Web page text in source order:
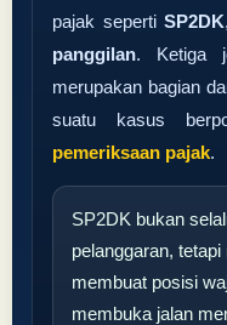
pajak sepertiSP2DK
panggilan. Ketiga
merupakan bagian
suatu kasus
pemeriksaan pajak.
SP2DK bukan
pelanggaran,
membuat posisi
membuka jalan